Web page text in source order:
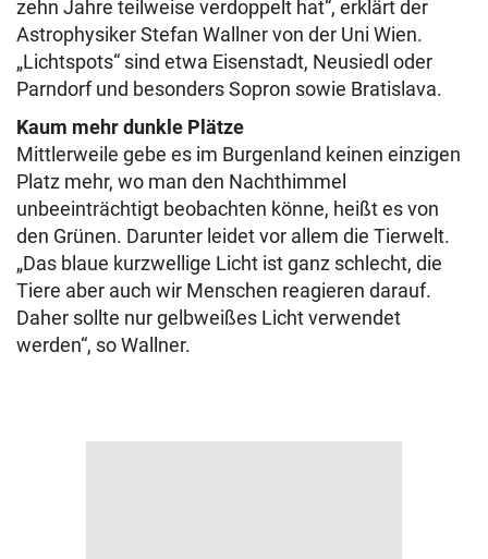
zehn Jahre teilweise verdoppelt hat“, erklärt der
Astrophysiker Stefan Wallner von der Uni Wien.
„Lichtspots“ sind etwa Eisenstadt, Neusiedl oder
Parndorf und besonders Sopron sowie Bratislava.
Kaum mehr dunkle Plätze
Mittlerweile gebe es im Burgenland keinen einzigen
Platz mehr, wo man den Nachthimmel
unbeeinträchtigt beobachten könne, heißt es von
den Grünen. Darunter leidet vor allem die Tierwelt.
„Das blaue kurzwellige Licht ist ganz schlecht, die
Tiere aber auch wir Menschen reagieren darauf.
Daher sollte nur gelbweißes Licht verwendet
werden“, so Wallner.